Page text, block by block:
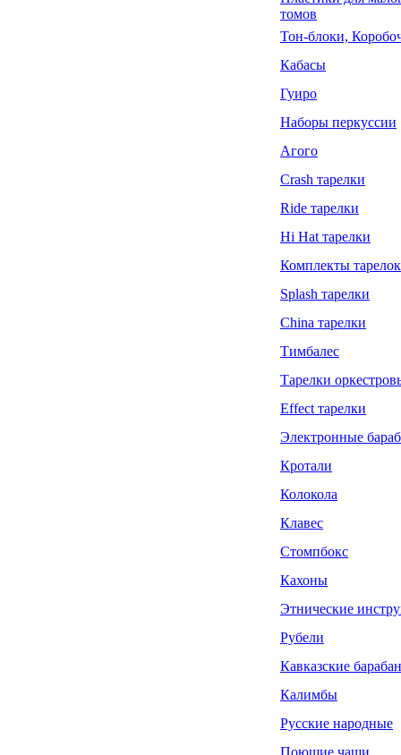
томов
Тон-блоки,
Кабасы
Гуиро
Наборы перкуссии
Агого
Crash тарелки
Ride тарелки
Hi Hat тарелки
Комплекты тарелок
Splash тарелки
China тарелки
Тимбалес
Тарелки
Effect тарелки
Электронные
Кротали
Колокола
Клавес
Стомпбокс
Кахоны
Этнические
Рубели
Кавказские
Калимбы
Русские народные
Поющие чаши